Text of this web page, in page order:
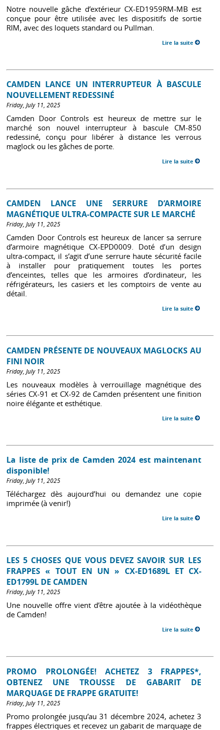
Notre nouvelle gâche d’extérieur CX-ED1959RM-MB est
conçue pour être utilisée avec les dispositifs de sortie
RIM, avec des loquets standard ou Pullman.
Lire la suite
CAMDEN LANCE UN INTERRUPTEUR À BASCULE
NOUVELLEMENT REDESSINÉ
Friday, July 11, 2025
Camden Door Controls est heureux de mettre sur le
marché son nouvel interrupteur à bascule CM-850
redessiné, conçu pour libérer à distance les verrous
maglock ou les gâches de porte.
Lire la suite
CAMDEN LANCE UNE SERRURE D’ARMOIRE
MAGNÉTIQUE ULTRA-COMPACTE SUR LE MARCHÉ
Friday, July 11, 2025
Camden Door Controls est heureux de lancer sa serrure
d’armoire magnétique CX-EPD0009. Doté d’un design
ultra-compact, il s’agit d’une serrure haute sécurité facile
à installer pour pratiquement toutes les portes
d’enceintes, telles que les armoires d’ordinateur, les
réfrigérateurs, les casiers et les comptoirs de vente au
détail.
Lire la suite
CAMDEN PRÉSENTE DE NOUVEAUX MAGLOCKS AU
FINI NOIR
Friday, July 11, 2025
Les nouveaux modèles à verrouillage magnétique des
séries CX-91 et CX-92 de Camden présentent une finition
noire élégante et esthétique.
Lire la suite
La liste de prix de Camden 2024 est maintenant
disponible!
Friday, July 11, 2025
Téléchargez dès aujourd’hui ou demandez une copie
imprimée (à venir!)
Lire la suite
LES 5 CHOSES QUE VOUS DEVEZ SAVOIR SUR LES
FRAPPES « TOUT EN UN » CX-ED1689L ET CX-
ED1799L DE CAMDEN
Friday, July 11, 2025
Une nouvelle offre vient d’être ajoutée à la vidéothèque
de Camden!
Lire la suite
PROMO PROLONGÉE! ACHETEZ 3 FRAPPES*,
OBTENEZ UNE TROUSSE DE GABARIT DE
MARQUAGE DE FRAPPE GRATUITE!
Friday, July 11, 2025
Promo prolongée jusqu’au 31 décembre 2024, achetez 3
frappes électriques et recevez un gabarit de marquage de